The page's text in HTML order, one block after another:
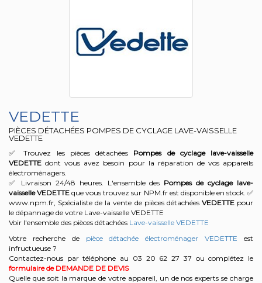
VEDETTE
PIÈCES DÉTACHÉES POMPES DE CYCLAGE LAVE-VAISSELLE
VEDETTE
✅ Trouvez les pièces détachées Pompes de cyclage lave-vaisselle
VEDETTE dont vous avez besoin pour la réparation de vos appareils
électroménagers.
✅ Livraison 24/48 heures. L'ensemble des Pompes de cyclage lave-
vaisselle VEDETTE que vous trouvez sur NPM.fr est disponible en stock. ✅
www.npm.fr, Spécialiste de la vente de pièces détachées VEDETTEpour
le dépannage de votre Lave-vaisselle VEDETTE
Voir l'ensemble des pièces détachées Lave-vaisselle VEDETTE
Votre recherche de pièce détachée électroménager VEDETTE est
infructueuse ?
Contactez-nous par téléphone au 03 20 62 27 37 ou complétez le
formulaire de DEMANDE DE DEVIS
Quelle que soit la marque de votre appareil, un de nos experts se charge